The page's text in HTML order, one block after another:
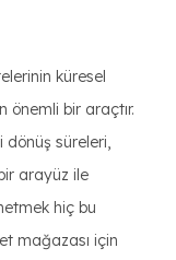
küresel
önemli bir araçtır.
dönüş süreleri,
arayüz ile
hiç bu
mağazası için